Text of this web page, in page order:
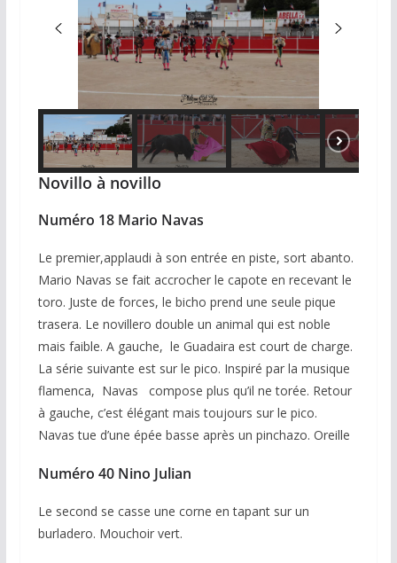
Novillo à novillo
Numéro 18 Mario Navas
Le premier,applaudi à son entrée en piste, sort abanto.
Mario Navas se fait accrocher le capote en recevant le
toro. Juste de forces, le bicho prend une seule pique
trasera. Le novillero double un animal qui est noble
mais faible. A gauche, le Guadaira est court de charge.
La série suivante est sur le pico. Inspiré par la musique
flamenca, Navas compose plus qu’il ne torée. Retour
à gauche, c’est élégant mais toujours sur le pico.
Navas tue d’une épée basse après un pinchazo. Oreille
Numéro 40 Nino Julian
Le second se casse une corne en tapant sur un
burladero. Mouchoir vert.